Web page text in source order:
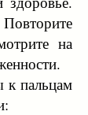
на
к пальцам